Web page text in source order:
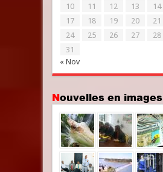
« Nov
10
11 12 13 14
17
18 19 20 21
24
25 26 27 28
31
Nouvelles en images